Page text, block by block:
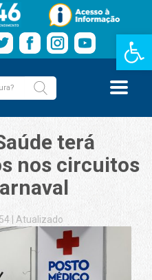
Barra de
terá
nos circuitos
Atualizado